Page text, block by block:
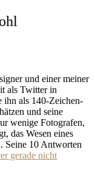
und einer meiner
als Twitter in
ihn als 140-Zeichen-
und seine
wenige Fotografen,
das Wesen eines
Seine 10 Antworten
gerade nicht